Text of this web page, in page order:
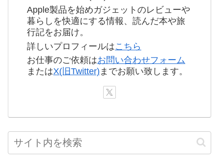
Apple製品を始めガジェットのレビューや
暮らしを快適にする情報、読んだ本や旅
行記をお届け。
詳しいプロフィールはこちら
お仕事のご依頼はお問い合わせフォーム
またはX(旧Twitter) までお願い致します。